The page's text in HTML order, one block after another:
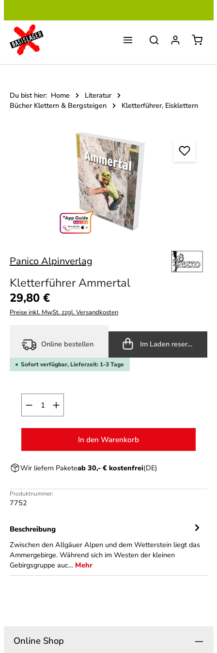
Du bist hier: Home
Literatur
Bücher Klettern & Bergsteigen
Kletterführer, Eisklettern
Bildergalerie überspringen
Panico Alpinverlag
Kletterführer Ammertal
Regulärer Preis:
29,80 €
Preise inkl. MwSt. zzgl. Versandkosten
Online bestellen Im Laden reservieren
Sofort verfügbar, Lieferzeit: 1-3 Tage
Produkt Anzahl: Gib den gewünschten Wert
In den Warenkorb
Wir liefern Paketeab 30,- € kostenfrei(DE)
Produktnummer:
7752
Beschreibung
Zwischen den Allgäuer Alpen und dem Wetterstein liegt das
Ammergebirge. Während sich im Westen der kleinen
Gebirgsgruppe auc… Mehr
Online Shop